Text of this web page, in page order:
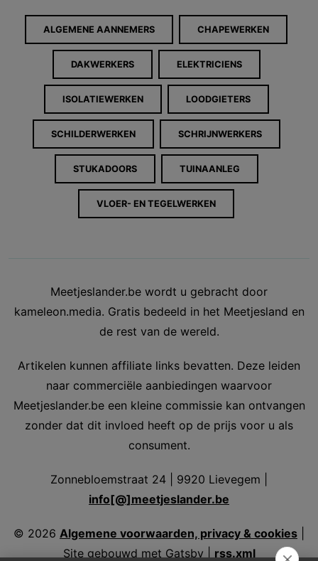
ALGEMENE AANNEMERS CHAPEWERKEN
DAKWERKERS ELEKTRICIENS
ISOLATIEWERKEN LOODGIETERS
SCHILDERWERKEN SCHRIJNWERKERS
STUKADOORS TUINAANLEG
VLOER- EN TEGELWERKEN
Meetjeslander.be wordt u gebracht door
kameleon.media. Gratis bedeeld in het Meetjesland en
de rest van de wereld.
Artikelen kunnen affiliate links bevatten. Deze leiden
naar commerciële aanbiedingen waarvoor
Meetjeslander.be een kleine commissie kan ontvangen
zonder dat dit invloed heeft op de prijs voor u als
consument.
Zonnebloemstraat 24 | 9920 Lievegem |
info[@]meetjeslander.be
© 2026 Algemene voorwaarden, privacy & cookies
Site gebouwd met Gatsby | rss.xml